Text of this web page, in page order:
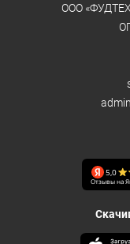
ООО
5,0
Отзывы на